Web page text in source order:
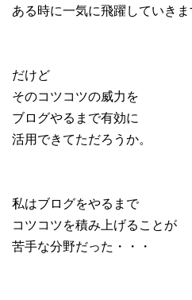
ある時に一気に飛躍していきま
だけど
そのコツコツの威力を
ブログやるまで有効に
活用できてただろうか。
私はブログをやるまで
コツコツを積み上げることが
苦手な分野だった・・・